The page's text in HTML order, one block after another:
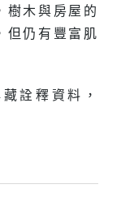
樹木與房屋的
但仍有豐富肌
詮釋資料，